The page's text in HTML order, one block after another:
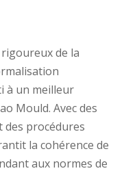
de la
à un meilleur
Mould. Avec des
des procédures
la cohérence de
aux normes de